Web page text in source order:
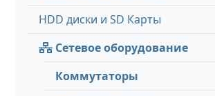
HDD диски и SD Карты
Сетевое оборудование
Коммутаторы